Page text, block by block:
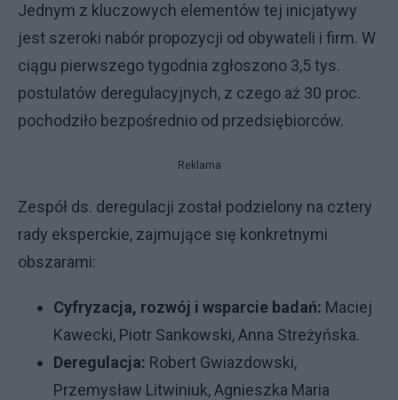
Jednym z kluczowych elementów tej inicjatywy
jest szeroki nabór propozycji od obywateli i firm. W
ciągu pierwszego tygodnia zgłoszono 3,5 tys.
postulatów deregulacyjnych, z czego aż 30 proc.
pochodziło bezpośrednio od przedsiębiorców.
Reklama
Zespół ds. deregulacji został podzielony na cztery
rady eksperckie, zajmujące się konkretnymi
obszarami:
Cyfryzacja, rozwój i wsparcie badań: Maciej
Kawecki, Piotr Sankowski, Anna Streżyńska.
Deregulacja: Robert Gwiazdowski,
Przemysław Litwiniuk, Agnieszka Maria